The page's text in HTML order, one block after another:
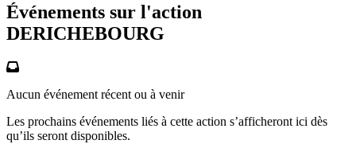
Événements sur l'action
DERICHEBOURG
Aucun événement récent ou à venir
Les prochains événements liés à cette action s’afficheront ici dès
qu’ils seront disponibles.